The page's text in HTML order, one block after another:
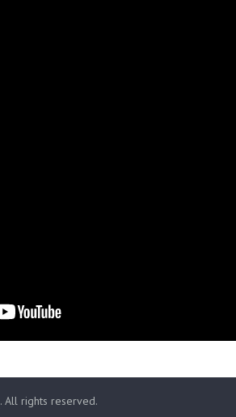
. All rights reserved.